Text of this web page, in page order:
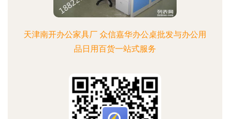
天津南开办公家具厂 众信嘉华办公桌批发与办公用
品日用百货一站式服务